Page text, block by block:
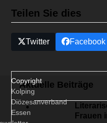
Teilen Sie dies
Twitter Facebook
Aktuelle Beiträge
Frauen
Copyright
Kolping
Diözesanverband
Essen